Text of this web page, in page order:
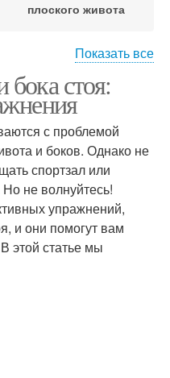
плоского живота
Простые упражнения
Живот за неделю
Показать все
стоя:
с проблемой
и боков. Однако не
спортзал или
не волнуйтесь!
упражнений,
и они помогут вам
этой статье мы